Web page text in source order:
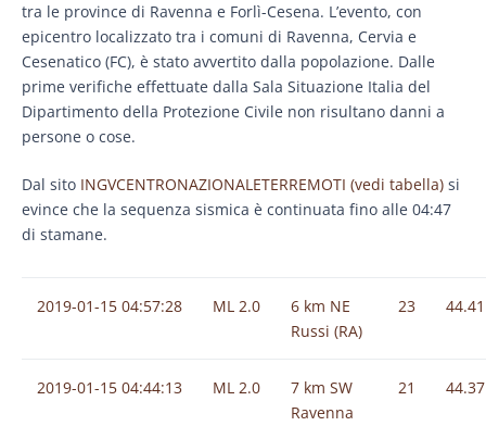
tra le province di Ravenna e Forlì-Cesena. L’evento, con
epicentro localizzato tra i comuni di Ravenna, Cervia e
Cesenatico (FC), è stato avvertito dalla popolazione. Dalle
prime verifiche effettuate dalla Sala Situazione Italia del
Dipartimento della Protezione Civile non risultano danni a
persone o cose.
Dal sito INGVCENTRONAZIONALETERREMOTI (vedi tabella) si
evince che la sequenza sismica è continuata fino alle 04:47
di stamane.
2019-01-15 04:57:28 ML 2.0
6 km NE
Russi (RA)
23 44.41
2019-01-15 04:44:13 ML 2.0
7 km SW
Ravenna
21 44.37